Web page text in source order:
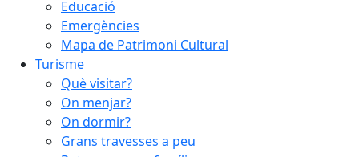
Educació
Emergències
Mapa de Patrimoni Cultural
Turisme
Què visitar?
On menjar?
On dormir?
Grans travesses a peu